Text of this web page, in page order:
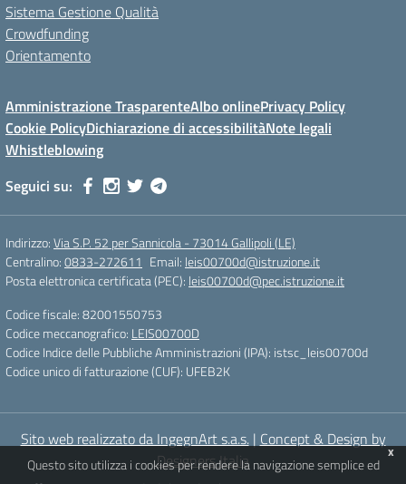
Sistema Gestione Qualità
Crowdfunding
Orientamento
Amministrazione TrasparenteAlbo onlinePrivacy Policy
Cookie PolicyDichiarazione di accessibilitàNote legali
Whistleblowing
Seguici su:
Indirizzo:Via S.P. 52 per Sannicola - 73014 Gallipoli (LE)
Centralino:0833-272611 Email: leis00700d@istruzione.it
Posta elettronica certificata (PEC): leis00700d@pec.istruzione.it
Codice fiscale: 82001550753
Codice meccanografico: LEIS00700D
Codice Indice delle Pubbliche Amministrazioni (IPA): istsc_leis00700d
Codice unico di fatturazione (CUF): UFEB2K
Sito web realizzato da IngegnArt s.a.s.| Concept & Design by
Designers Italia
x
Questo sito utilizza i cookies per rendere la navigazione semplice ed